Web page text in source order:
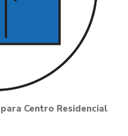
Centro Residencial